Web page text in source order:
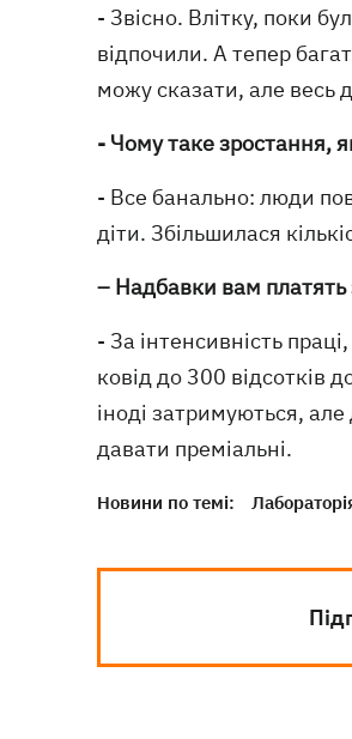
- Звісно. Влітку, поки
відпочили. А тепер
можу сказати, але весь
- Чому таке зростання,
- Все банально: люди
діти. Збільшилася
– Надбавки вам платять
- За інтенсивність
ковід до 300 відсотків
іноді затримуються,
давати преміальні.
Новини по темі: